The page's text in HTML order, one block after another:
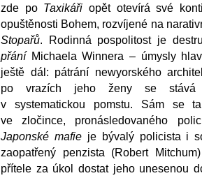
zde po Taxikáři opět otevírá své
opuštěnosti Bohem, rozvíjené na
Stopařů. Rodinná pospolitost je
přáníMichaela Winnera – úmysly
ještě dál: pátrání newyorského
po vrazích jeho ženy se stává
v systematickou pomstu. Sám se
ve zločince, pronásledovaného
Japonské mafieje bývalý policista i
zaopatřený penzista (Robert
přítele za úkol dostat jeho unesenou